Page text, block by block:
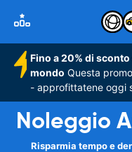
Fino a 20% di
mondo Questa
- approfittatene oggi
Noleggio
Risparmia tempo e